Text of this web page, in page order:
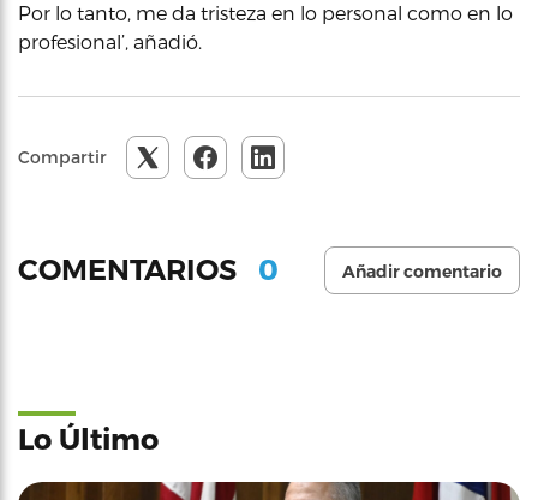
Por lo tanto, me da tristeza en lo personal como en lo
profesional’, añadió.
Compartir
COMENTARIOS 0 Añadir comentario
Lo Último